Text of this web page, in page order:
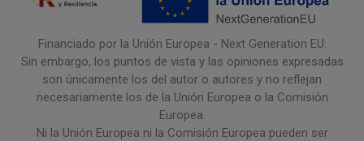
Financiado por la Unión Europea - Next Generation EU.
Sin embargo, los puntos de vista y las opiniones expresadas
son únicamente los del autor o autores y no reflejan
necesariamente los de la Unión Europea o la Comisión
Europea.
Ni la Unión Europea ni la Comisión Europea pueden ser